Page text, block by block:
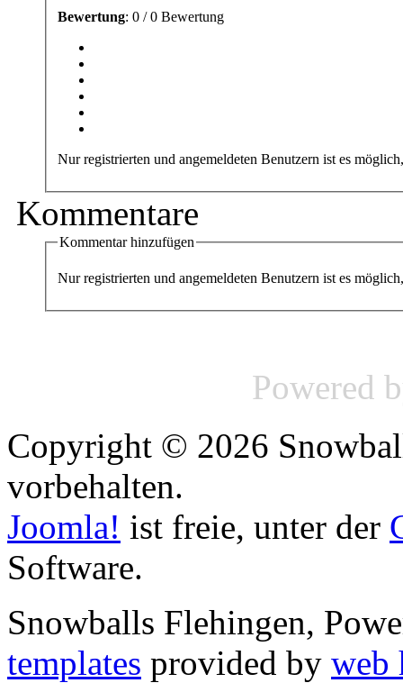
Bewertung: 0 / 0 Bewertung
Nur registrierten und angemeldeten Benutzern ist es
Kommentare
Kommentar hinzufügen
Nur registrierten und angemeldeten Benutzern ist es
Powered
Copyright © 2026
vorbehalten.
Joomla! ist freie, unter der
Software.
Snowballs Flehingen,
templates provided by web